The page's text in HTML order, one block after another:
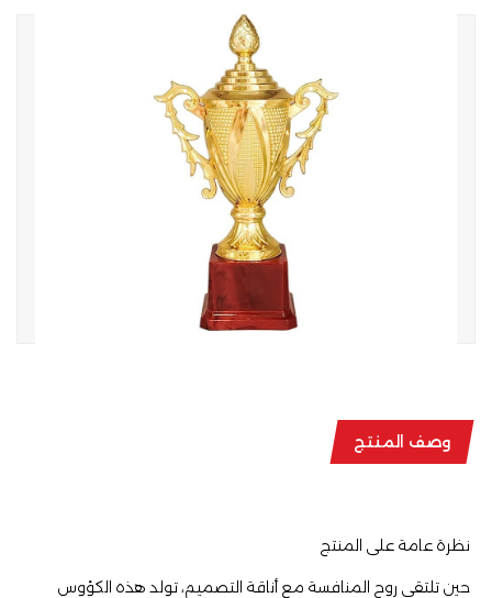
وصف المنتج
نظرة عامة على المنتج
حين تلتقي روح المنافسة مع أناقة التصميم، تولد هذه الكؤوس